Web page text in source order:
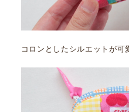
コロンとしたシルエットが